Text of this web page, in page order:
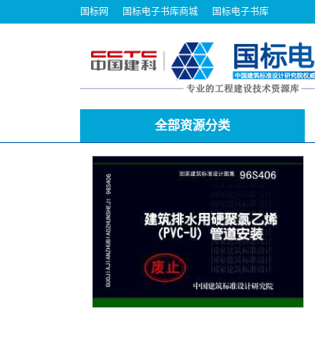
国标网 国标电子书库商城 国标电子书库
全部资源分类